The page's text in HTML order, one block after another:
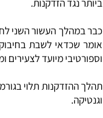
מעישון, ותזונה מלאה
הזדקנות.
לשבת בחיבוק ידיים
מיועד לצעירים ומבוגרים